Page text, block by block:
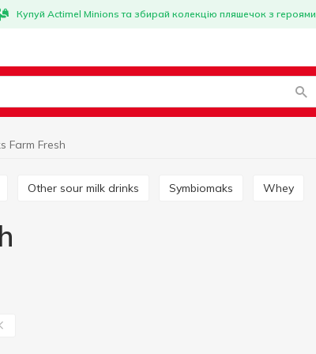
Купуй Actimel Minions та збирай колекцію пляшечок з героями
Farm Fresh
Other sour milk drinks Symbiomaks Whey